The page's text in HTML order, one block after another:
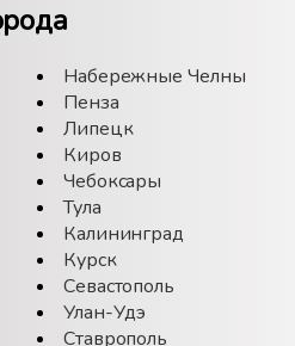
Набережные Челны
Пенза
Липецк
Киров
Чебоксары
Тула
Калининград
Курск
Севастополь
Улан-Удэ
Ставрополь